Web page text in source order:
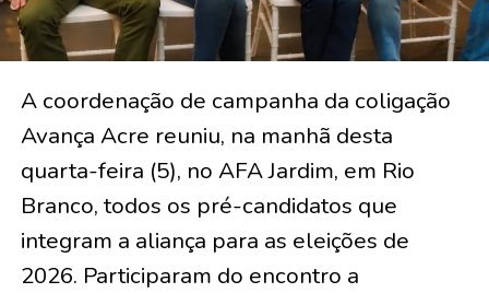
A coordenação de campanha da coligação
Avança Acre reuniu, na manhã desta
quarta-feira (5), no AFA Jardim, em Rio
Branco, todos os pré-candidatos que
integram a aliança para as eleições de
2026. Participaram do encontro a